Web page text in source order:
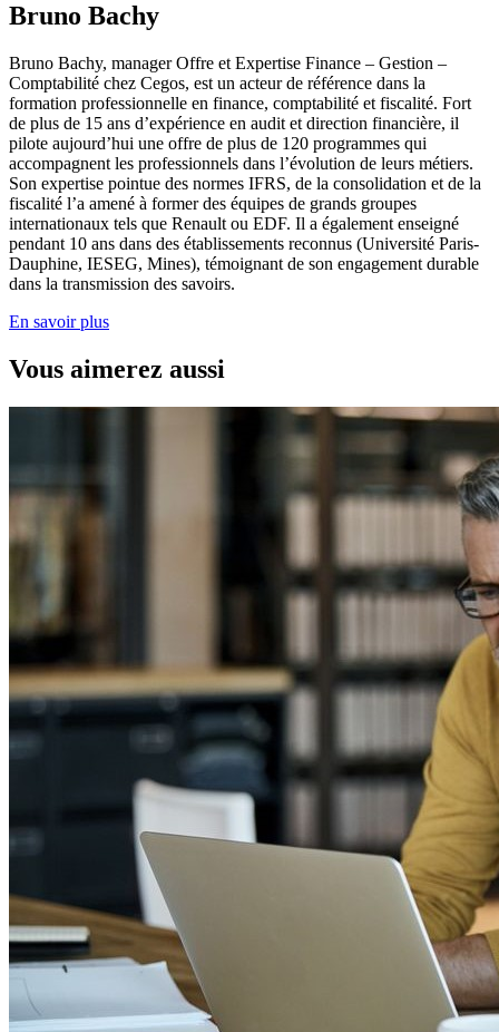
Bruno Bachy
Bruno Bachy, manager Offre et Expertise Finance – Gestion –
Comptabilité chez Cegos, est un acteur de référence dans la
formation professionnelle en finance, comptabilité et fiscalité. Fort
de plus de 15 ans d’expérience en audit et direction financière, il
pilote aujourd’hui une offre de plus de 120 programmes qui
accompagnent les professionnels dans l’évolution de leurs métiers.
Son expertise pointue des normes IFRS, de la consolidation et de la
fiscalité l’a amené à former des équipes de grands groupes
internationaux tels que Renault ou EDF. Il a également enseigné
pendant 10 ans dans des établissements reconnus (Université Paris-
Dauphine, IESEG, Mines), témoignant de son engagement durable
dans la transmission des savoirs.
En savoir plus
Vous aimerez aussi